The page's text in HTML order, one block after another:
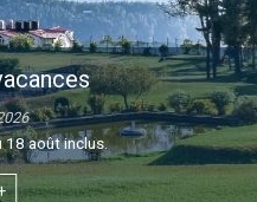
de la Ligue
Publié le 1 août 2026
édition de la Newsletter de la
EN SAVOIR +